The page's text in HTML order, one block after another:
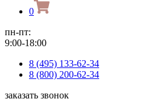
0
пн-пт:
9:00-18:00
8 (495) 133-62-34
8 (800) 200-62-34
заказать звонок